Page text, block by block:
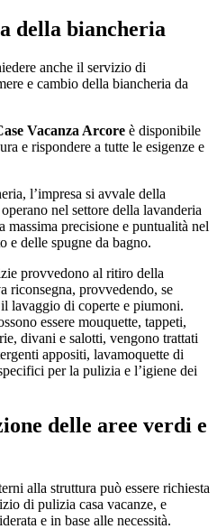
della biancheria
anche il servizio di
e cambio della biancheria da
Vacanza Arcore è disponibile
e rispondere a tutte le esigenze e
l’impresa si avvale della
nel settore della lavanderia
massima precisione e puntualità nel
e delle spugne da bagno.
provvedono al ritiro della
riconsegna, provvedendo, se
lavaggio di coperte e piumoni.
essere mouquette, tappeti,
divani e salotti, vengono trattati
appositi, lavamoquette di
per la pulizia e l’igiene dei
delle aree verdi e
alla struttura può essere richiesta
di pulizia casa vacanze, e
e in base alle necessità.